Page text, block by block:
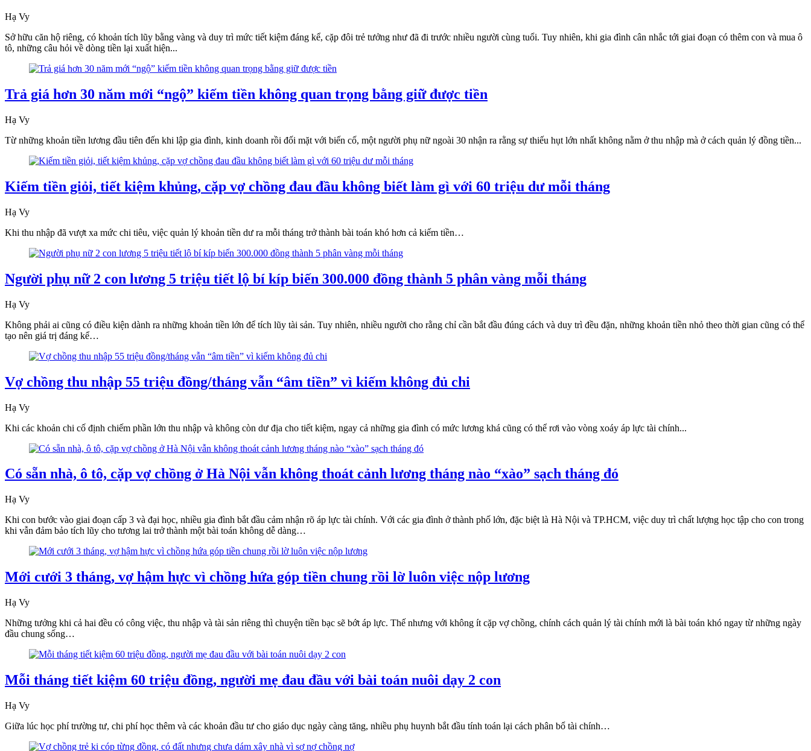
Hạ Vy
Sở hữu căn hộ riêng, có khoản tích lũy bằng vàng và duy trì mức tiết kiệm đáng kể, cặp đôi trẻ tưởng như đã đi trước nhiều người cùng tuổi. Tuy nhiên, khi gia đình cân nhắc tới giai đoạn có thêm con và mua ô
tô, những câu hỏi về dòng tiền lại xuất hiện...
Trả giá hơn 30 năm mới “ngộ” kiếm tiền không quan trọng bằng giữ được tiền
Hạ Vy
Từ những khoản tiền lương đầu tiên đến khi lập gia đình, kinh doanh rồi đối mặt với biến cố, một người phụ nữ ngoài 30 nhận ra rằng sự thiếu hụt lớn nhất không nằm ở thu nhập mà ở cách quản lý đồng tiền...
Kiếm tiền giỏi, tiết kiệm khủng, cặp vợ chồng đau đầu không biết làm gì với 60 triệu dư mỗi tháng
Hạ Vy
Khi thu nhập đã vượt xa mức chi tiêu, việc quản lý khoản tiền dư ra mỗi tháng trở thành bài toán khó hơn cả kiếm tiền…
Người phụ nữ 2 con lương 5 triệu tiết lộ bí kíp biến 300.000 đồng thành 5 phân vàng mỗi tháng
Hạ Vy
Không phải ai cũng có điều kiện dành ra những khoản tiền lớn để tích lũy tài sản. Tuy nhiên, nhiều người cho rằng chỉ cần bắt đầu đúng cách và duy trì đều đặn, những khoản tiền nhỏ theo thời gian cũng có thể
tạo nên giá trị đáng kể…
Vợ chồng thu nhập 55 triệu đồng/tháng vẫn “âm tiền” vì kiếm không đủ chi
Hạ Vy
Khi các khoản chi cố định chiếm phần lớn thu nhập và không còn dư địa cho tiết kiệm, ngay cả những gia đình có mức lương khá cũng có thể rơi vào vòng xoáy áp lực tài chính...
Có sẵn nhà, ô tô, cặp vợ chồng ở Hà Nội vẫn không thoát cảnh lương tháng nào “xào” sạch tháng đó
Hạ Vy
Khi con bước vào giai đoạn cấp 3 và đại học, nhiều gia đình bắt đầu cảm nhận rõ áp lực tài chính. Với các gia đình ở thành phố lớn, đặc biệt là Hà Nội và TP.HCM, việc duy trì chất lượng học tập cho con trong
khi vẫn đảm bảo tích lũy cho tương lai trở thành một bài toán không dễ dàng…
Mới cưới 3 tháng, vợ hậm hực vì chồng hứa góp tiền chung rồi lờ luôn việc nộp lương
Hạ Vy
Những tưởng khi cả hai đều có công việc, thu nhập và tài sản riêng thì chuyện tiền bạc sẽ bớt áp lực. Thế nhưng với không ít cặp vợ chồng, chính cách quản lý tài chính mới là bài toán khó ngay từ những ngày
đầu chung sống…
Mỗi tháng tiết kiệm 60 triệu đồng, người mẹ đau đầu với bài toán nuôi dạy 2 con
Hạ Vy
Giữa lúc học phí trường tư, chi phí học thêm và các khoản đầu tư cho giáo dục ngày càng tăng, nhiều phụ huynh bắt đầu tính toán lại cách phân bổ tài chính…